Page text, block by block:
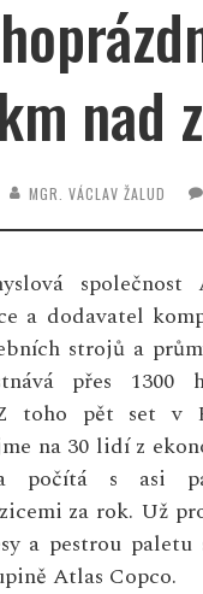
nad
MGR. VÁCLAV ŽALUD
a dodavatel
strojů a
přes 1300
toho pět set v
na 30 lidí z
počítá s asi
za rok. Už
a pestrou
Atlas Copco.